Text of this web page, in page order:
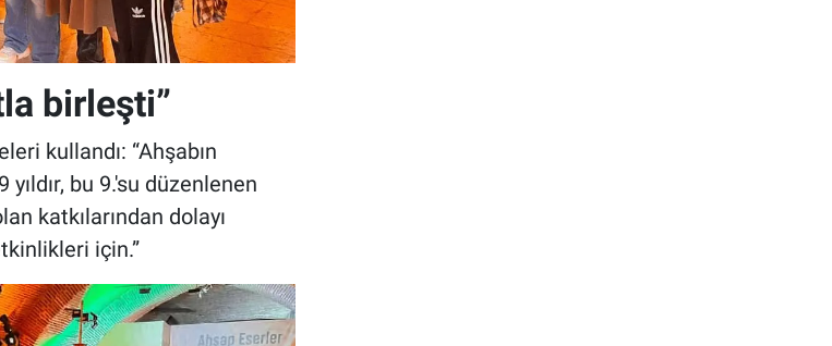
birleşti”
kullandı: “Ahşabın
bu 9.'su düzenlenen
katkılarından dolayı
için.”